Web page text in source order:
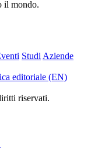
il mondo.
Studi Aziende
editoriale (EN)
riservati.